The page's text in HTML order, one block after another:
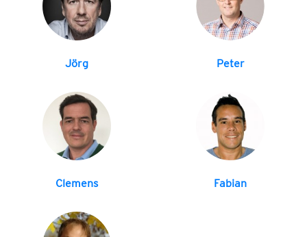
Jörg Peter
Clemens Fabian